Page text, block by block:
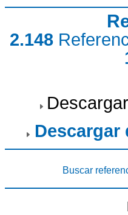
2.148
Descargar
Buscar